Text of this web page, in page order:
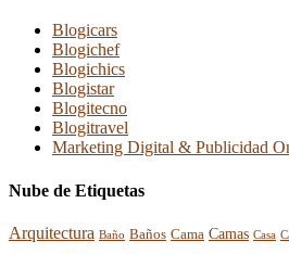
Blogicars
Blogichef
Blogichics
Blogistar
Blogitecno
Blogitravel
Marketing Digital & Publicidad
Nube de Etiquetas
Arquitectura Baño Baños Cama Camas Casa